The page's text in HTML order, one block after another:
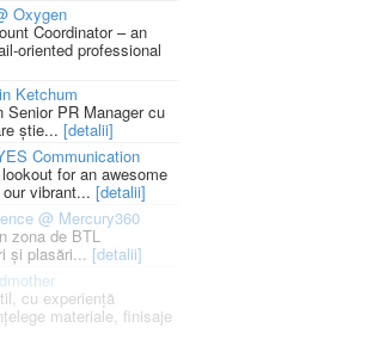
Oxygen
Coordinator – an
oriented professional
Ketchum
Senior PR Manager cu
știe... [detalii]
Communication
for an awesome
vibrant... [detalii]
@ Mercury360
zona de BTL
și plasări... [detalii]
cu experiență
materiale, finisaje